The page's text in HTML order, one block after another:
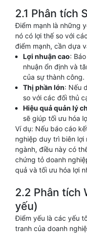
2.1 Phân tích
Điểm mạnh là những
nó có lợi thế so với
điểm mạnh, cần dựa
Lợi nhuận cao:
nhuận ổn định và
của sự thành công.
Thị phần lớn: Nếu
so với các đối thủ
Hiệu quả quản lý
sẽ giúp tối ưu hóa
Ví dụ: Nếu báo cáo
nghiệp duy trì biên lợi
ngành, điều này có
chứng tỏ doanh
quả và tối ưu hóa lợi
2.2 Phân tích
yếu)
Điểm yếu là các yếu
tranh của doanh